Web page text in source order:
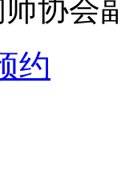
师协会
约